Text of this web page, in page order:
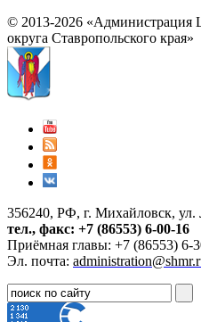
© 2013-2026 «Администрация
округа Ставропольского края»
356240, РФ, г. Михайловск, ул.
тел., факс: +7 (86553) 6-00-16
Приёмная главы: +7 (86553) 6-
Эл. почта: